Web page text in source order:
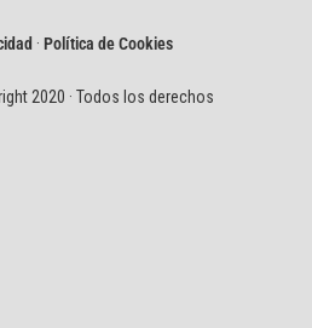
·Política de Cookies
2020 · Todos los derechos